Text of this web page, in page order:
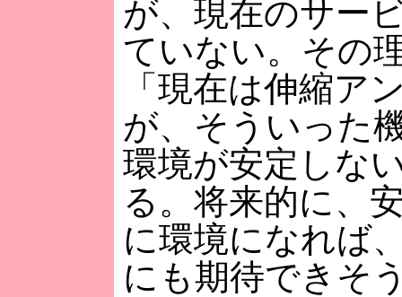
が、現在のサー
ていない。その
「現在は伸縮ア
が、そういった
環境が安定しな
る。将来的に、
に環境になれば
にも期待できそ